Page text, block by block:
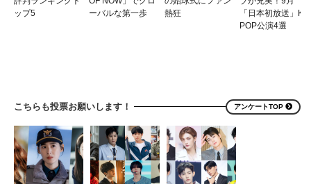
ップ5
ーバルな第一歩
熱狂
「日本初放送」K-
POP公演4選
こちらも投票お願いします！ アンケートTOP